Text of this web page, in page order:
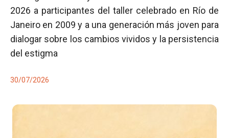
2026 a participantes del taller celebrado en Río de
Janeiro en 2009 y a una generación más joven para
dialogar sobre los cambios vividos y la persistencia
del estigma
30/07/2026